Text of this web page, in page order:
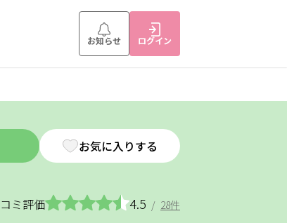
お知らせ ログイン
お気に入りする
ミ評価 4.5 / 28件